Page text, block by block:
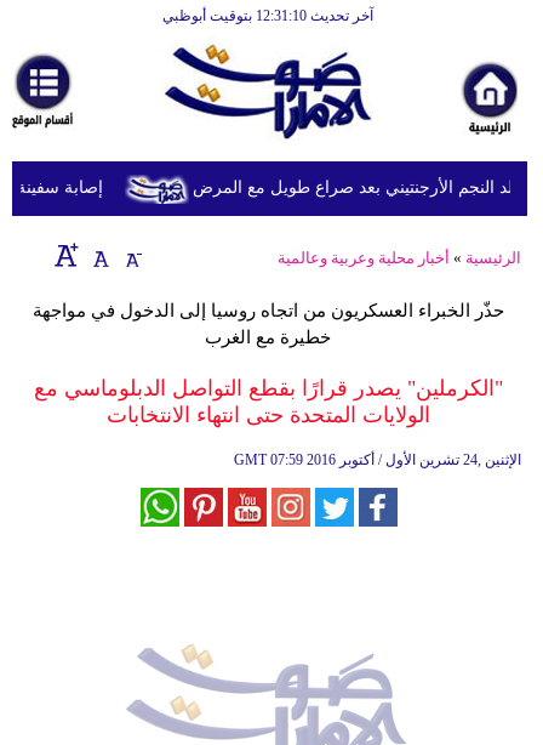
آخر تحديث 12:31:10 بتوقيت أبوظبي
أخبارعاجلة
رياضة
ثقافة
إقتصاد
وموسيقى
أزياء
إصابة سفينة النجم الأرجنتيني بعد صراع طويل مع المرض
الرئيسية » أخبار محلية وعربية وعالمية
حذّر الخبراء العسكريون من اتجاه روسيا إلى الدخول في مواجهة
خطيرة مع الغرب
"الكرملين" يصدر قرارًا بقطع التواصل الدبلوماسي مع
الولايات المتحدة حتى انتهاء الانتخابات
GMT 07:59 2016 الإثنين ,24 تشرين الأول / أكتوبر